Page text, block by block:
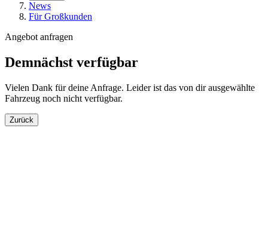
News
Für Großkunden
Angebot anfragen
Demnächst verfügbar
Vielen Dank für deine Anfrage. Leider ist das von dir ausgewählte
Fahrzeug noch nicht verfügbar.
Zurück